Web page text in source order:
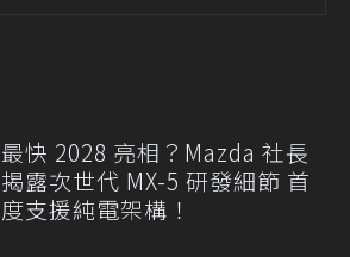
最快 2028 亮相？Mazda 社長
揭露次世代 MX-5 研發細節 首
度支援純電架構！